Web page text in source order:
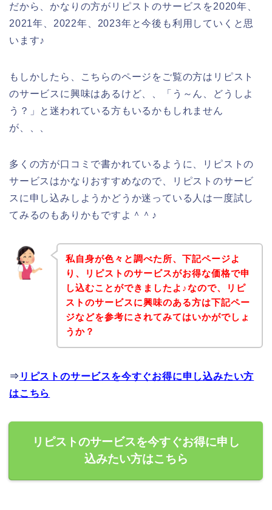
だから、かなりの方がリピストのサービスを2020年、
2021年、2022年、2023年と今後も利用していくと思
います♪
もしかしたら、こちらのページをご覧の方はリピスト
のサービスに興味はあるけど、、「う～ん、どうしよ
う？」と迷われている方もいるかもしれません
が、、、
多くの方が口コミで書かれているように、リピストの
サービスはかなりおすすめなので、リピストのサービ
スに申し込みしようかどうか迷っている人は一度試し
てみるのもありかもですよ＾＾♪
私自身が色々と調べた所、下記ページよ
り、リピストのサービスがお得な価格で申
し込むことができましたよ♪なので、リピ
ストのサービスに興味のある方は下記ペー
ジなどを参考にされてみてはいかがでしょ
うか？
⇒ リピストのサービスを今すぐお得に申し込みたい方
はこちら
リピストのサービスを今すぐお得に申し
込みたい方はこちら